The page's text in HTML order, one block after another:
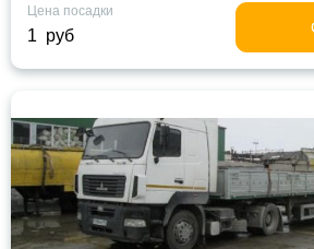
Цена посадки
1 руб